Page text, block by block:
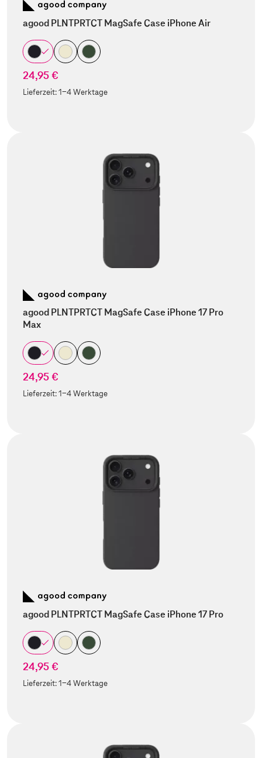
agood PLNTPRTCT MagSafe Case iPhone Air
24,95 €
Lieferzeit:1-4 Werktage
agood PLNTPRTCT MagSafe Case iPhone 17 Pro
Max
24,95 €
Lieferzeit:1-4 Werktage
agood PLNTPRTCT MagSafe Case iPhone 17 Pro
24,95 €
Lieferzeit:1-4 Werktage